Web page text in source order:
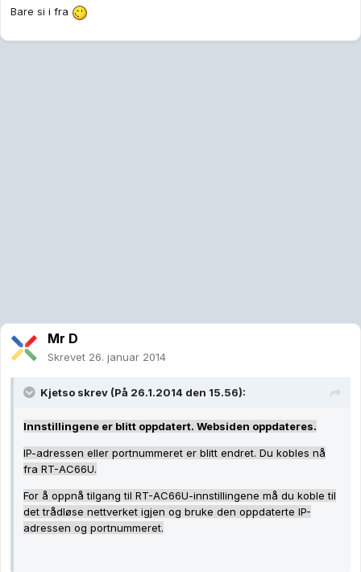
Bare si i fra
Mr D
Skrevet 26. januar 2014
Kjetso skrev (På 26.1.2014 den 15.56):
Innstillingene er blitt oppdatert. Websiden oppdateres.
IP-adressen eller portnummeret er blitt endret. Du kobles nå
fra RT-AC66U.
For å oppnå tilgang til RT-AC66U-innstillingene må du koble til
det trådløse nettverket igjen og bruke den oppdaterte IP-
adressen og portnummeret.